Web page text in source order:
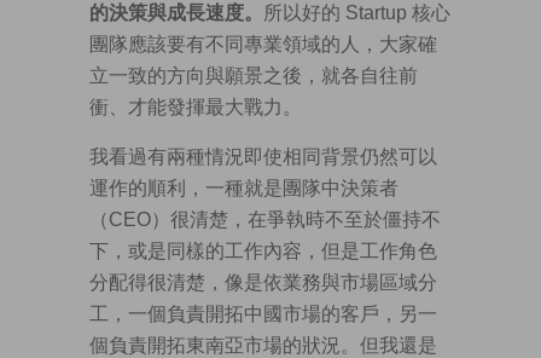
的決策與成長速度。
所以好的 Startup 核心
團隊應該要有不同專業領域的人，大家確
立一致的方向與願景之後，就各自往前
衝、才能發揮最大戰力。
我看過有兩種情況即使相同背景仍然可以
運作的順利，一種就是團隊中決策者
（CEO）很清楚，在爭執時不至於僵持不
下，或是同樣的工作內容，但是工作角色
分配得很清楚，像是依業務與市場區域分
工，一個負責開拓中國市場的客戶，另一
個負責開拓東南亞市場的狀況。但我還是